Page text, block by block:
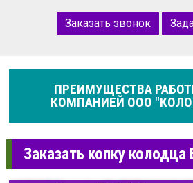
Заказать звонок
ПРЕИМУЩЕСТВА
КОМПАНИЕЙ ООО
Заказать копку